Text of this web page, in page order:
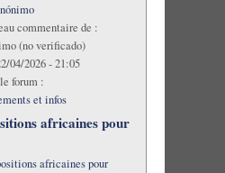
commentaire de :
(no verificado)
04/2026 - 21:05
forum :
et infos
africaines pour
africaines pour